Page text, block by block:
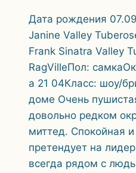
Дата рождения
Janine Valley
Frank Sinatra Valley
RagVilleПол:
a 21 04Класс: шоу/
доме Очень
довольно редком
миттед. Спокойная
претендует на
всегда рядом с